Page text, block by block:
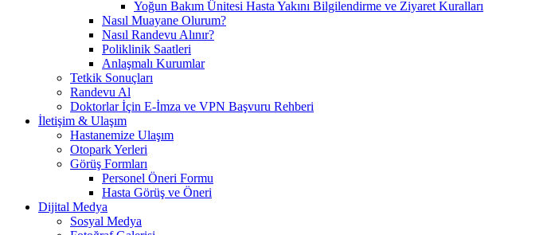
Yoğun Bakım Ünitesi Hasta Yakını Bilgilendirme ve Ziyaret Kuralları
Nasıl Muayane Olurum?
Nasıl Randevu Alınır?
Poliklinik Saatleri
Anlaşmalı Kurumlar
Tetkik Sonuçları
Randevu Al
Doktorlar İçin E-İmza ve VPN Başvuru Rehberi
İletişim & Ulaşım
Hastanemize Ulaşım
Otopark Yerleri
Görüş Formları
Personel Öneri Formu
Hasta Görüş ve Öneri
Dijital Medya
Sosyal Medya